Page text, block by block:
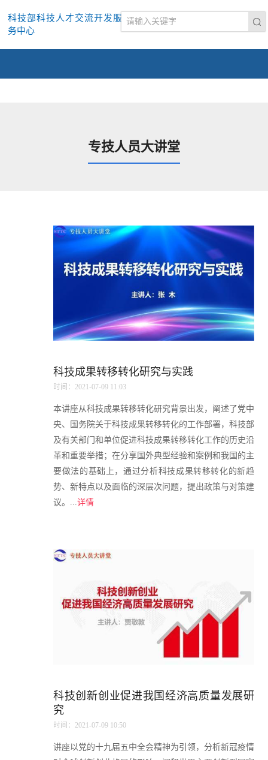
科技部科技人才交流开发服
务中心
专技人员大讲堂
科技成果转移转化研究与实践
时间：2021-07-09 11:03
本讲座从科技成果转移转化研究背景出发，阐述了党中
央、国务院关于科技成果转移转化的工作部署，科技部
及有关部门和单位促进科技成果转移转化工作的历史沿
革和重要举措；在分享国外典型经验和案例和我国的主
要做法的基础上，通过分析科技成果转移转化的新趋
势、新特点以及面临的深层次问题，提出政策与对策建
议。...详情
科技创新创业促进我国经济高质量发展研
究
时间：2021-07-09 10:50
讲座以党的十九届五中全会精神为引领，分析新冠疫情